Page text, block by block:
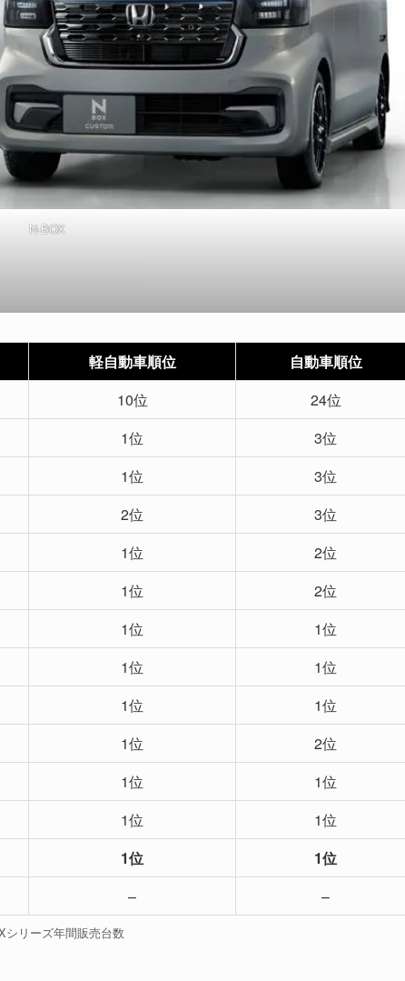
N-BOX
軽自動車順位
自動車順位
10位
24位
1位
3位
1位
3位
2位
3位
1位
2位
1位
2位
1位
1位
1位
1位
1位
1位
1位
2位
1位
1位
1位
1位
1位
1位
– –
シリーズ年間販売台数